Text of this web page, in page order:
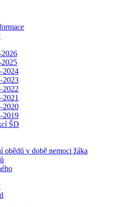
2026
2025
ŠD
obědů v době nemoci žáka